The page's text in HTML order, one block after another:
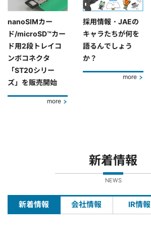
nanoSIMカー
ド/microSD™カー
ド用2段トレイコ
ンボコネクタ
「ST20シリー
ズ」を販売開始
more
採用情報・JAEの
キャラたちが何を
語るんでしょう
か？
more
新着情報
NEWS
新着情報 会社情報 IR情報